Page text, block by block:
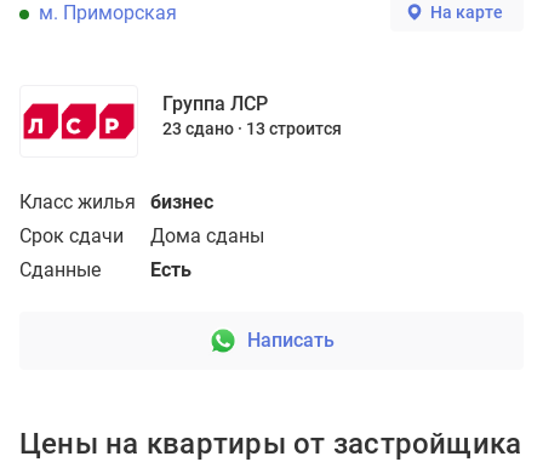
м. Приморская
На карте
Группа ЛСР
23 сдано 13 строится
Класс жилья бизнес
Срок сдачи
Дома сданы
Сданные
Есть
Написать
Цены на квартиры от застройщика